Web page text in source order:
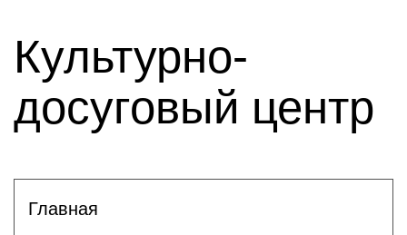
Культурно-
досуговый центр
Главная